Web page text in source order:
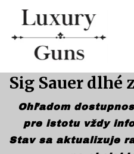
Sig Sauer dlhé
Ohľadom
pre istotu vždy
Stav sa aktualizuje